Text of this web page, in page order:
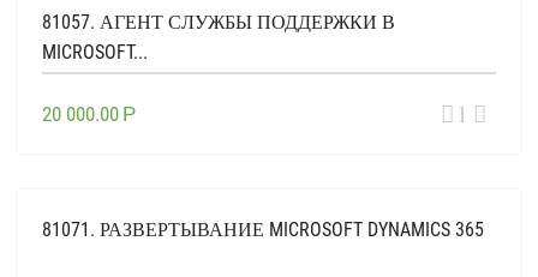
81057. АГЕНТ СЛУЖБЫ ПОДДЕРЖКИ В
MICROSOFT...
20 000.00 Р
81071. РАЗВЕРТЫВАНИЕ MICROSOFT DYNAMICS 365